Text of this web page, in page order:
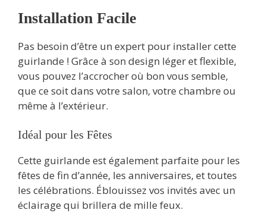
Installation Facile
Pas besoin d’être un expert pour installer cette
guirlande ! Grâce à son design léger et flexible,
vous pouvez l’accrocher où bon vous semble,
que ce soit dans votre salon, votre chambre ou
même à l’extérieur.
Idéal pour les Fêtes
Cette guirlande est également parfaite pour les
fêtes de fin d’année, les anniversaires, et toutes
les célébrations. Éblouissez vos invités avec un
éclairage qui brillera de mille feux.